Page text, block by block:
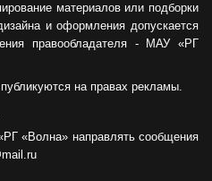
материалов или подборки
и оформления допускается
правообладателя - МАУ «РГ
на правах рекламы.
«Волна» направлять сообщения